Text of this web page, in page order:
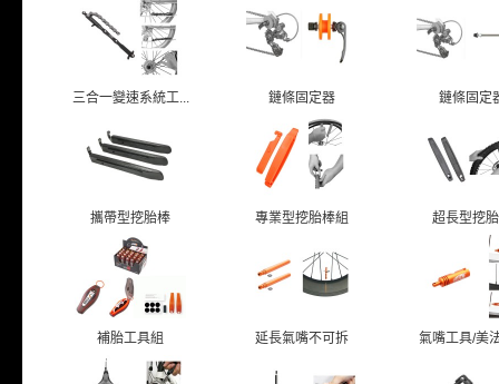
三合一變速系統工... 鏈條固定器 鏈條固定
攜帶型挖胎棒 專業型挖胎棒組 超長型挖
補胎工具組 延長氣嘴不可拆 氣嘴工具/美